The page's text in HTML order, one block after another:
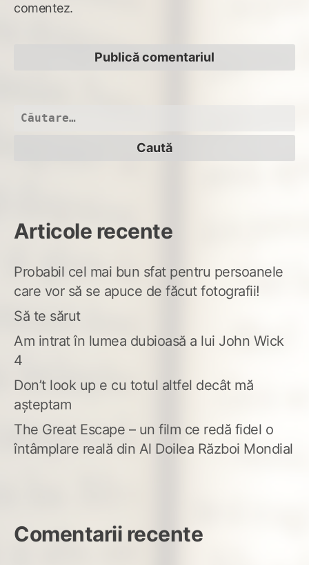
comentez.
Caută
Articole recente
Probabil cel mai bun sfat pentru persoanele
care vor să se apuce de făcut fotografii!
Să te sărut
Am intrat în lumea dubioasă a lui John Wick
4
Don’t look up e cu totul altfel decât mă
așteptam
The Great Escape – un film ce redă fidel o
întâmplare reală din Al Doilea Război Mondial
Comentarii recente